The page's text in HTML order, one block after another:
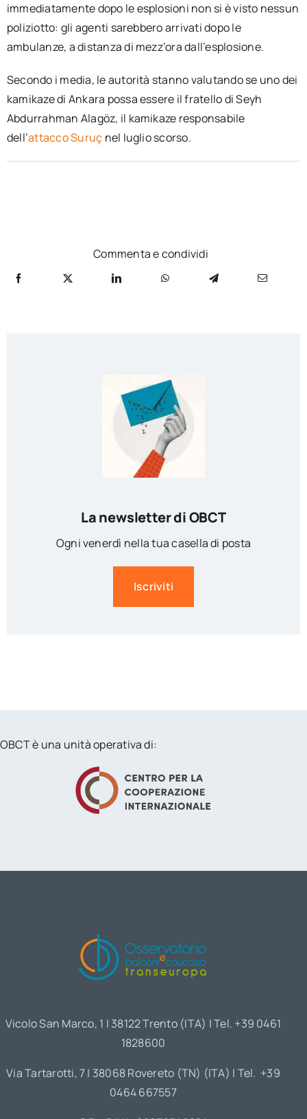
immediatamente dopo le esplosioni non si è visto nessun
poliziotto: gli agenti sarebbero arrivati dopo le
ambulanze, a distanza di mezz’ora dall’esplosione.
Secondo i media, le autorità stanno valutando se uno dei
kamikaze di Ankara possa essere il fratello di Seyh
Abdurrahman Alagöz, il kamikaze responsabile
dell’attacco Suruç nel luglio scorso.
Commenta e condividi
La newsletter di OBCT
Ogni venerdì nella tua casella di posta
Iscriviti
OBCT è una unità operativa di:
Vicolo San Marco, 1 | 38122 Trento (ITA) | Tel. +39 0461
1828600
Via Tartarotti, 7 | 38068 Rovereto (TN) (ITA) | Tel. +39
0464 667557